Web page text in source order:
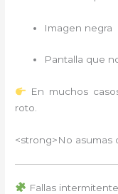
Imagen negra
Pantalla que
En muchos
roto.
<strong>No asumas
Fallas